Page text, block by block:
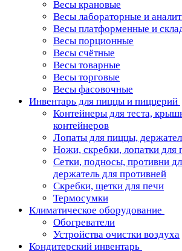
Весы крановые
Весы лабораторные и
Весы платформенные и
Весы порционные
Весы счётные
Весы товарные
Весы торговые
Весы фасовочные
Инвентарь для пиццы и пиццерий
Контейнеры для теста,
контейнеров
Лопаты для пиццы,
Ножи, скребки, лопатки для
Сетки, подносы, противни
держатель для противней
Скребки, щетки для печи
Термосумки
Климатическое оборудование
Обогреватели
Устройства очистки воздуха
Кондитерский инвентарь